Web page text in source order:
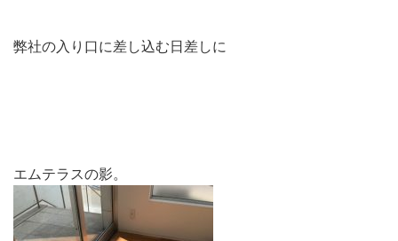
弊社の入り口に差し込む日差しに
エムテラスの影。